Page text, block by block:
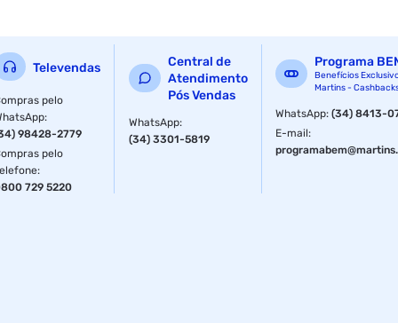
Televendas
pelo
:
98428-2779
pelo
:
729 5220
Central de
Atendimento
Pós Vendas
WhatsApp:
(34) 3301-5819
Programa
Benefícios
Martins -
WhatsApp:(34) 8413-
E-mail: